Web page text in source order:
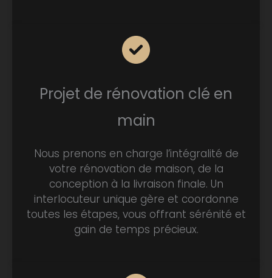
Projet de rénovation clé en
main
Nous prenons en charge l’intégralité de
votre rénovation de maison, de la
conception à la livraison finale. Un
interlocuteur unique gère et coordonne
toutes les étapes, vous offrant sérénité et
gain de temps précieux.